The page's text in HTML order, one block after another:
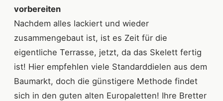
vorbereiten
Nachdem alles lackiert und wieder
zusammengebaut ist, ist es Zeit für die
eigentliche Terrasse, jetzt, da das Skelett fertig
ist! Hier empfehlen viele Standarddielen aus dem
Baumarkt, doch die günstigere Methode findet
sich in den guten alten Europaletten! Ihre Bretter